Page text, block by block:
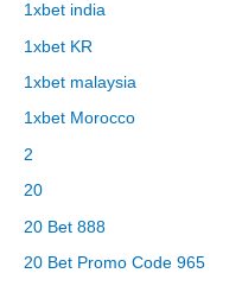
1xbet india
1xbet KR
1xbet malaysia
1xbet Morocco
2
20
20 Bet 888
20 Bet Promo Code 965